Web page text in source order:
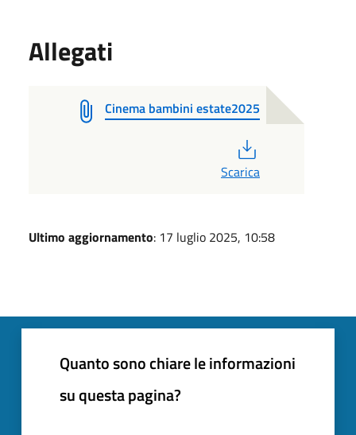
Allegati
Cinema bambini estate2025
Scarica
Ultimo aggiornamento: 17 luglio 2025, 10:58
Quanto sono chiare le informazioni
su questa pagina?